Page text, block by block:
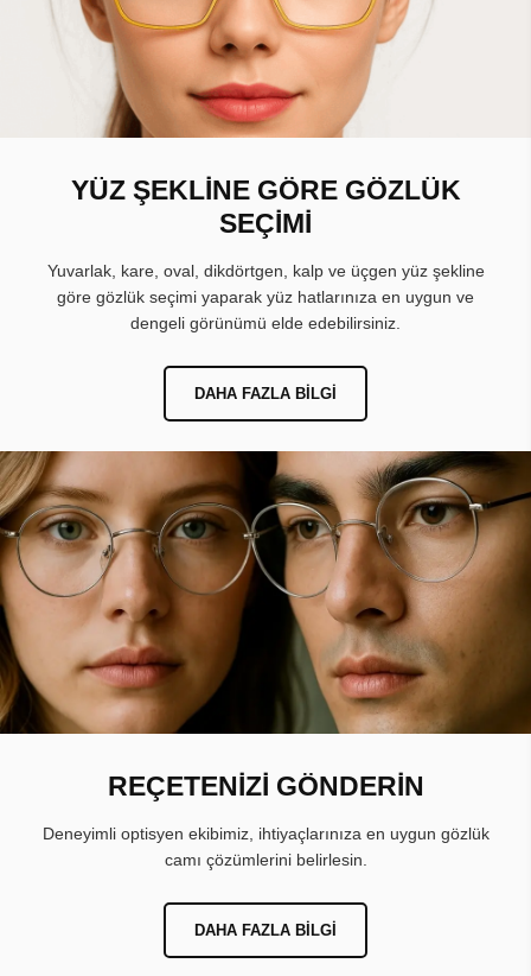
YÜZ ŞEKLİNE GÖRE GÖZLÜK
SEÇİMİ
Yuvarlak, kare, oval, dikdörtgen, kalp ve üçgen yüz şekline
göre gözlük seçimi yaparak yüz hatlarınıza en uygun ve
dengeli görünümü elde edebilirsiniz.
DAHA FAZLA BILGI
REÇETENİZİ GÖNDERİN
Deneyimli optisyen ekibimiz, ihtiyaçlarınıza en uygun gözlük
camı çözümlerini belirlesin.
DAHA FAZLA BILGI